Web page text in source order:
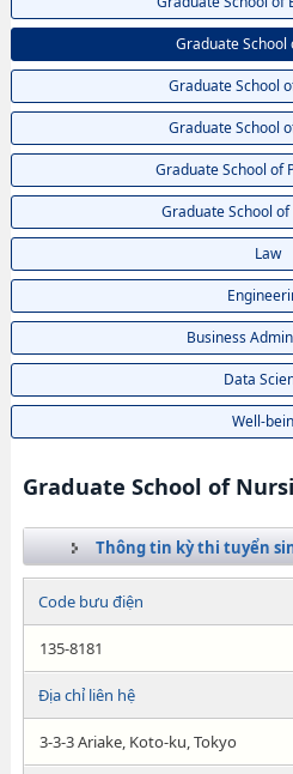
Graduate School
Graduate School
Graduate School
Graduate School of
Graduate School of
Law
Business
Data
Well-
Graduate School of
Thông tin kỳ thi tuyển
Code bưu điện
135-8181
Địa chỉ liên hệ
3-3-3 Ariake, Koto-ku, Tokyo